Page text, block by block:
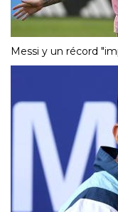
Messi y un récord